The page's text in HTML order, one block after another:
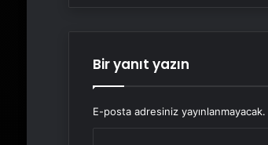
Bir yanıt yazın
E-posta adresiniz yayınlanmayacak.